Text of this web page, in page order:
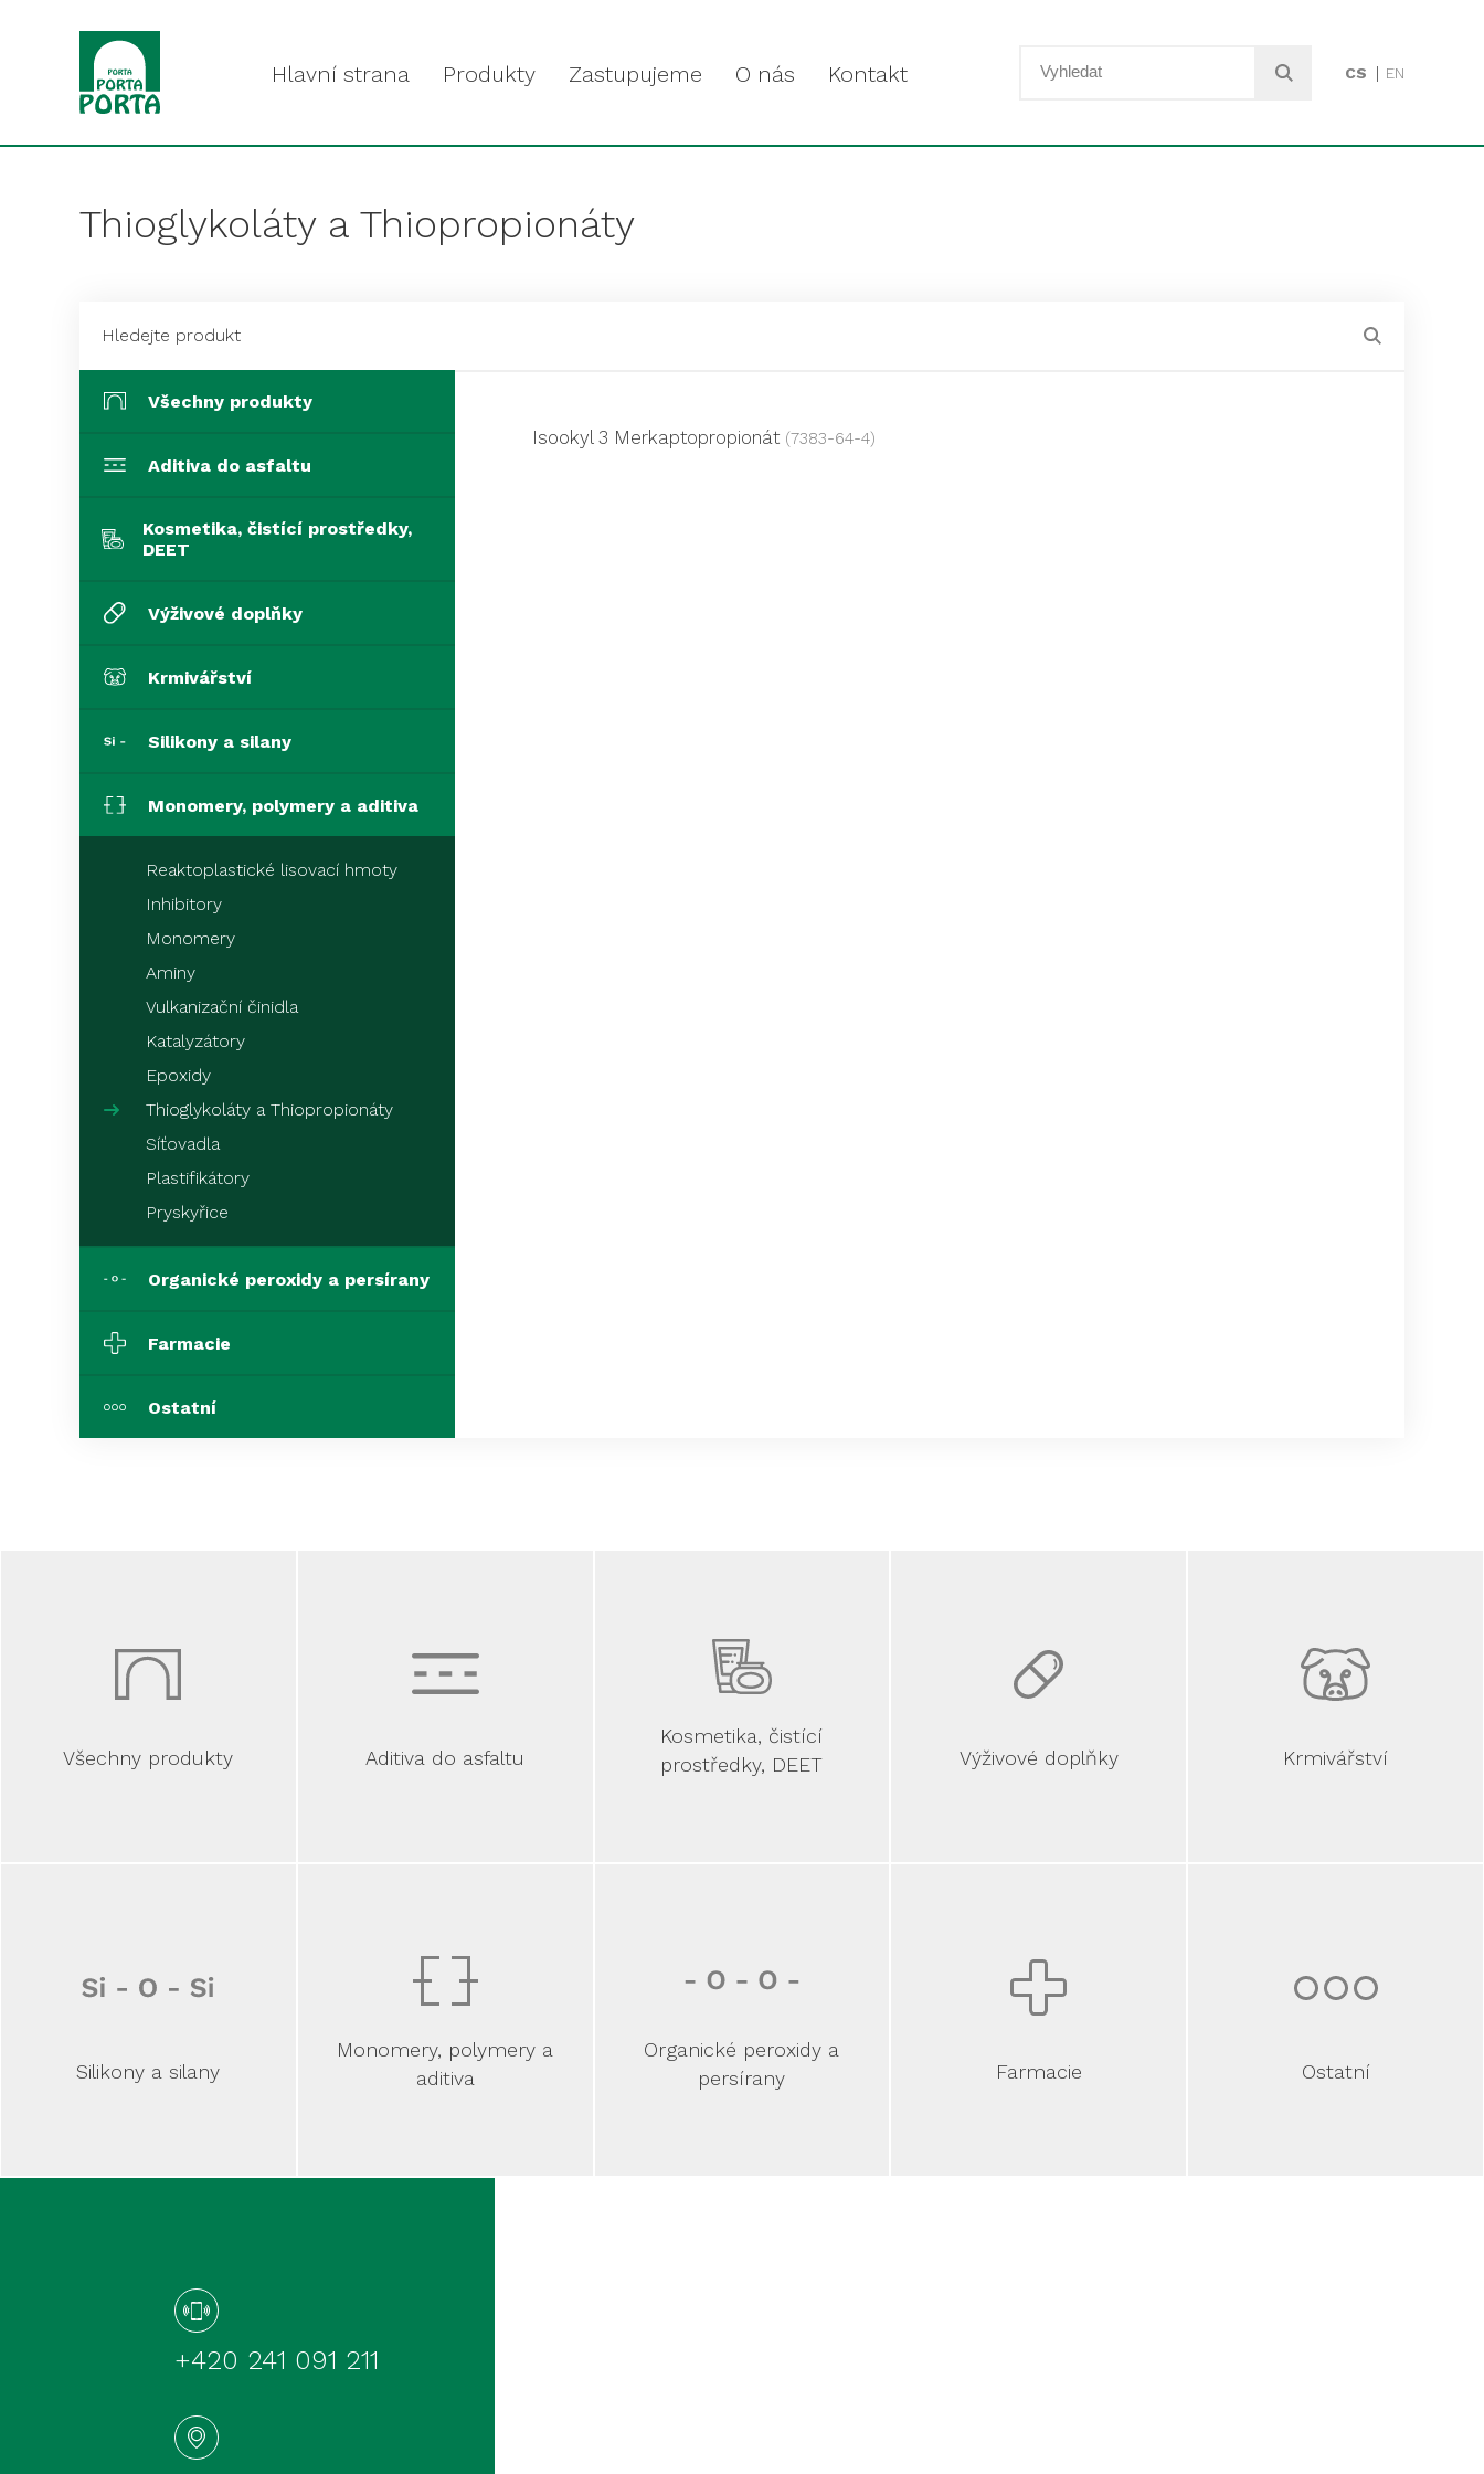
Hlavní strana Produkty Zastupujeme O nás Kontakt CS EN
Thioglykoláty a Thiopropionáty
Všechny produkty
Aditiva do asfaltu
Kosmetika, čistící prostředky,
DEET
Výživové doplňky
Krmivářství
Silikony a silany
Monomery, polymery a aditiva
Reaktoplastické lisovací hmoty
Inhibitory
Monomery
Aminy
Vulkanizační činidla
Katalyzátory
Epoxidy
Thioglykoláty a Thiopropionáty
Síťovadla
Plastifikátory
Pryskyřice
Organické peroxidy a persírany
Farmacie
Ostatní
Isookyl 3 Merkaptopropionát (7383-64-4)
Všechny produkty Aditiva do asfaltu
Kosmetika, čistící
prostředky, DEET
Výživové doplňky Krmivářství
Silikony a silany
Monomery, polymery a
aditiva
Organické peroxidy a
persírany
Farmacie Ostatní
+420 241 091 211